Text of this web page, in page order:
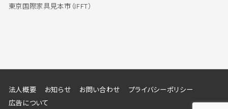
東京国際家具見本市（IFFT）
法人概要 お知らせ お問い合わせ
プライバシーポリシー
広告について